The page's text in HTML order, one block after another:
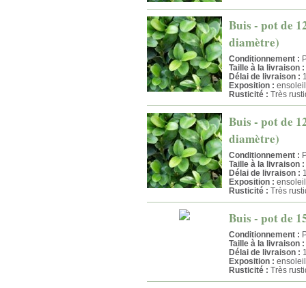
Buis - pot de
diamètre)
Conditionnement :
Taille à la livraison :
Délai de livraison :
Exposition :
Rusticité : Très
Buis - pot de
diamètre)
Conditionnement :
Taille à la livraison :
Délai de livraison :
Exposition :
Rusticité : Très
Buis - pot de
Conditionnement :
Taille à la livraison :
Délai de livraison :
Exposition :
Rusticité : Très